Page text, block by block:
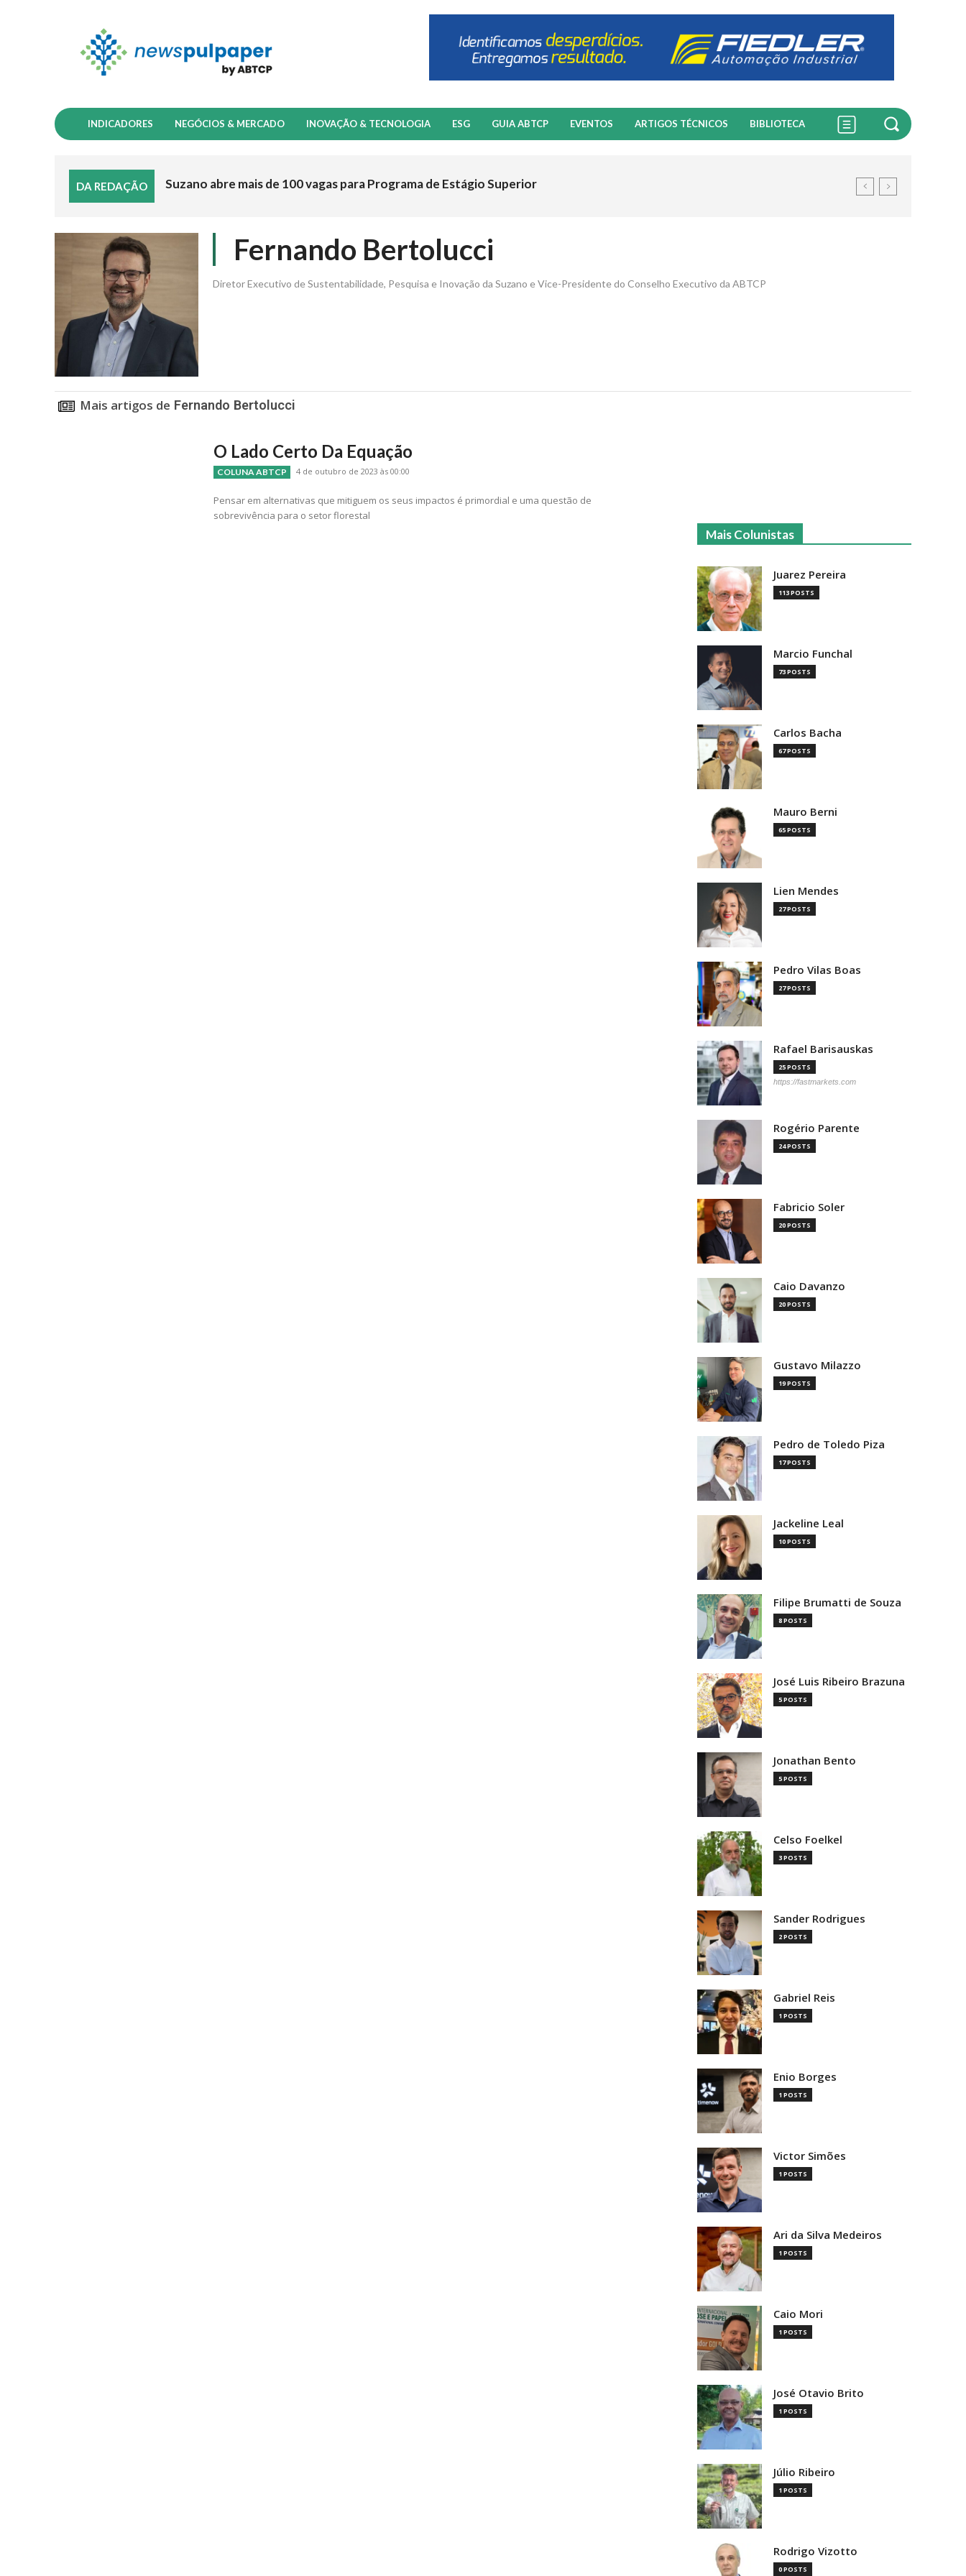
INDICADORES NEGÓCIOS & MERCADO INOVAÇÃO & TECNOLOGIA ESG GUIA ABTCP EVENTOS ARTIGOS TÉCNICOS BIBLIOTECA
DA REDAÇÃO Suzano abre mais de 100 vagas para Programa de Estágio Superior
Fernando Bertolucci
Diretor Executivo de Sustentabilidade, Pesquisa e Inovação da Suzano e Vice-Presidente do Conselho Executivo da ABTCP
Mais artigos de Fernando Bertolucci
O Lado Certo Da Equação
COLUNA ABTCP 4 de outubro de 2023 às 00:00
Pensar em alternativas que mitiguem os seus impactos é primordial e uma questão de
sobrevivência para o setor florestal
Mais Colunistas
Juarez Pereira
113 POSTS
Marcio Funchal
73 POSTS
Carlos Bacha
67 POSTS
Mauro Berni
65 POSTS
Lien Mendes
27 POSTS
Pedro Vilas Boas
27 POSTS
Rafael Barisauskas
25 POSTS
https://fastmarkets.com
Rogério Parente
24 POSTS
Fabricio Soler
20 POSTS
Caio Davanzo
20 POSTS
Gustavo Milazzo
19 POSTS
Pedro de Toledo Piza
17 POSTS
Jackeline Leal
10 POSTS
Filipe Brumatti de Souza
8 POSTS
José Luis Ribeiro Brazuna
5 POSTS
Jonathan Bento
5 POSTS
Celso Foelkel
3 POSTS
Sander Rodrigues
2 POSTS
Gabriel Reis
1 POSTS
Enio Borges
1 POSTS
Victor Simões
1 POSTS
Ari da Silva Medeiros
1 POSTS
Caio Mori
1 POSTS
José Otavio Brito
1 POSTS
Júlio Ribeiro
1 POSTS
Rodrigo Vizotto
0 POSTS